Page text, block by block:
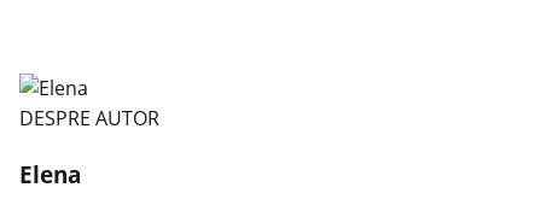
DESPRE AUTOR
Elena